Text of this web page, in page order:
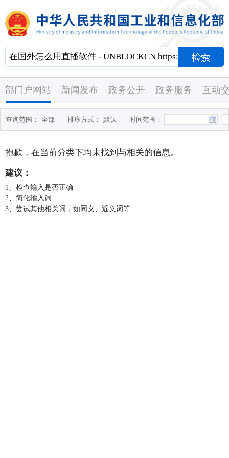
部门户网站 新闻发布 政务公开 政务服务 互动
查询范围： 全部 排序方式： 默认 时间范围： -
抱歉，在当前分类下均未找到与相关的信息。
建议：
1、检查输入是否正确
2、简化输入词
3、尝试其他相关词，如同义、近义词等